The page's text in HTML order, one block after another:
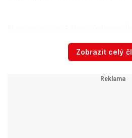
Chameneí jmenován teprve
převzal moc po svém otci
(†86), který byl zabit během
Zobrazit celý